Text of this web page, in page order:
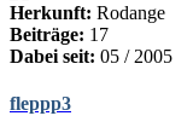
Herkunft: Rodange
Beiträge: 17
Dabei seit: 05 / 2005
fleppp3